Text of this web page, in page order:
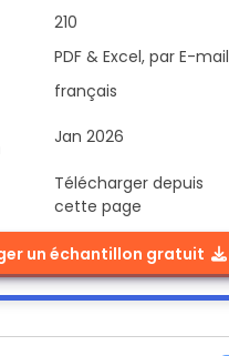
210
PDF & Excel, par E-mail
français
Jan 2026
Télécharger depuis
cette page
un échantillon gratuit